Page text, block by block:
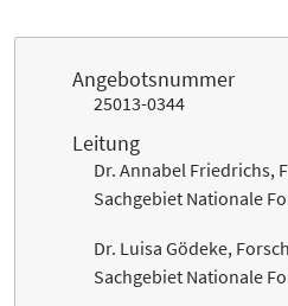
Angebotsnummer
25013-0344
Leitung
Dr. Annabel Friedrichs,
Sachgebiet Nationale
Dr. Luisa Gödeke,
Sachgebiet Nationale